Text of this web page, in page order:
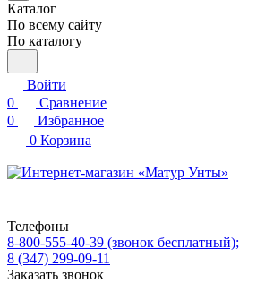
Каталог
По всему сайту
По каталогу
Войти
0
Сравнение
0
Избранное
0 Корзина
Телефоны
8-800-555-40-39 (звонок бесплатный);
8 (347) 299-09-11
Заказать звонок